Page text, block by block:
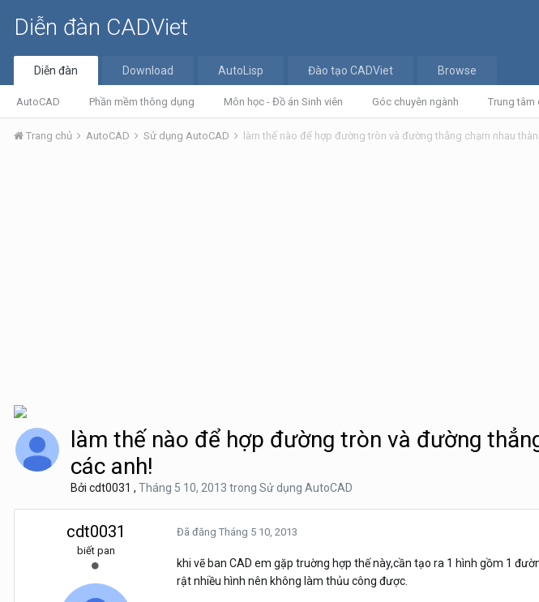
Diễn đàn CADViet
Diễn đàn
AutoCAD Phần mềm thông dụng Môn học - Đồ án Sinh viên Góc chuyên ngành Trung tâm
Download AutoLisp Đào tạo CADViet Browse
Trang chủ AutoCAD Sử dụng AutoCAD làm thế nào để hợp đường tròn và đường thẳng chạm nhau
làm thế nào để hợp đường tròn và đường
các anh!
Bởi cdt0031 , Tháng 5 10, 2013 trong Sử dụng AutoCAD
cdt0031
biết pan
Đã đăng Tháng 5 10, 2013
khi vẽ ban CAD em gặp truờng hợp thế này,cần tạo ra 1 hình gồm 1
rật nhiều hình nên không làm thủu công được.